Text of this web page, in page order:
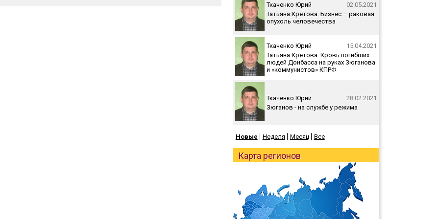
Ткаченко Юрий
02.05.2021
Татьяна Кретова. Бизнес – раковая
опухоль человечества
Ткаченко Юрий
15.04.2021
Татьяна Кретова. Кровь погибших
людей Донбасса на руках Зюганова
и «коммунистов» КПРФ
Ткаченко Юрий
28.02.2021
Зюганов - на службе у режима
Новые Неделя Месяц Все
Карта регионов